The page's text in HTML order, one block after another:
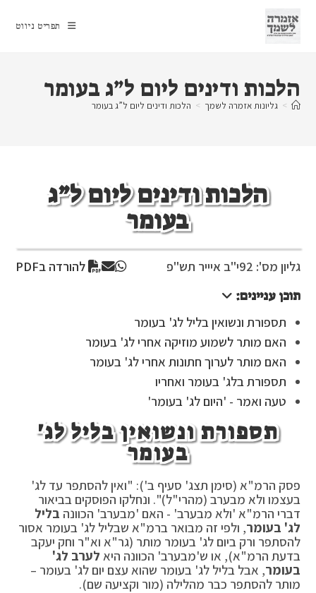
content
תפריט ניווט
הלכות ודינים ליום ל”ג בעומר
> גליונות אזמרה לשמך > הלכות ודינים ליום ל”ג בעומר
הלכות ודינים ליום ל”ג
בעומר
גליון מס': 92 י"ב איייר תש"פ
להורדה בPDF
תוכן עניינים:
תספורת ונשואין בליל לג' בעומר
האם מותר לשמוע מוזיקה אחרי לג' בעומר
האם מותר לערוך חתונות אחרי לג' בעומר
תספורת בלג' בעומר ואחריו
טעה ואמר - 'היום לג' בעומר'
תספורת ונשואין בליל לג'
בעומר
פסק הרמ"א (סימן תצג' סעיף ב'): "ואין להסתפר עד לג'
בעצמו ולא מבערב (מהרי"ל)". ונחלקו הפוסקים בביאור
דברי הרמ"א 'ולא מבערב' - האם 'מבערב' הכוונה בליל
לג' בעומר, ולפי זה מבואר ברמ"א שבליל לג' בעומר אסור
להסתפר ורק ביום לג' בעומר מותר (גר"א וא"ר וחק יעקב
בדעת הרמ"א), או ש'מבערב' הכוונה היא לערב לג'
בעומר, אבל בליל לג' בעומר שהוא עצם יום לג' בעומר –
מותר להסתפר כבר מהלילה (מור וקציעה שם).